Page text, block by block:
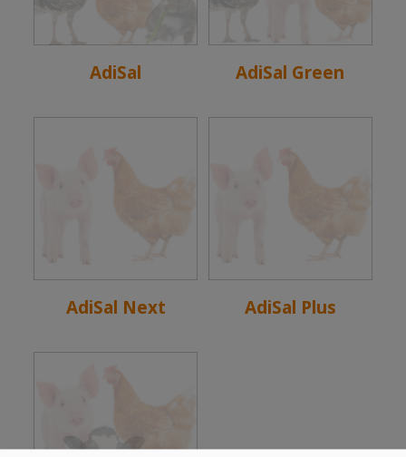
AdiSal AdiSal Green
AdiSal Next AdiSal Plus